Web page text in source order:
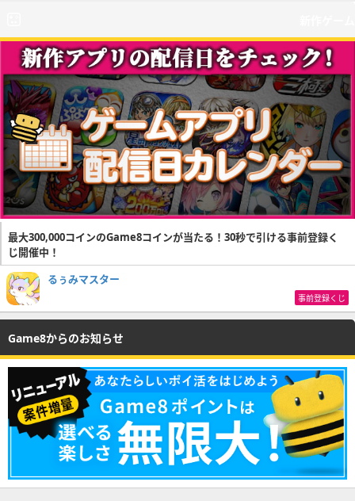
最大300,000コインのGame8コインが当たる！30秒で引ける事前登録く
じ開催中！
るぅみマスター
事前登録くじ
Game8からのお知らせ